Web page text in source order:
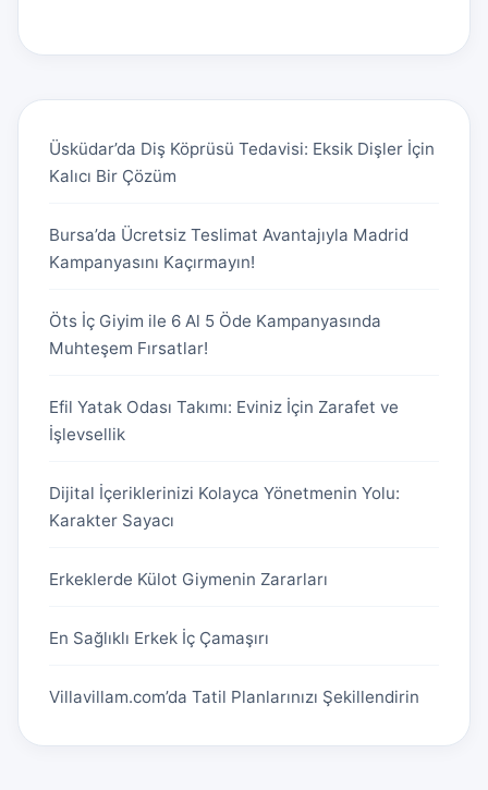
Üsküdar’da Diş Köprüsü Tedavisi: Eksik Dişler İçin
Kalıcı Bir Çözüm
Bursa’da Ücretsiz Teslimat Avantajıyla Madrid
Kampanyasını Kaçırmayın!
Öts İç Giyim ile 6 Al 5 Öde Kampanyasında
Muhteşem Fırsatlar!
Efil Yatak Odası Takımı: Eviniz İçin Zarafet ve
İşlevsellik
Dijital İçeriklerinizi Kolayca Yönetmenin Yolu:
Karakter Sayacı
Erkeklerde Külot Giymenin Zararları
En Sağlıklı Erkek İç Çamaşırı
Villavillam.com’da Tatil Planlarınızı Şekillendirin